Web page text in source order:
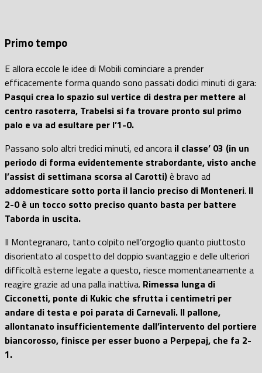
Primo tempo
E allora eccole le idee di Mobili cominciare a prender
efficacemente forma quando sono passati dodici minuti di gara:
Pasqui crea lo spazio sul vertice di destra per mettere al
centro rasoterra, Trabelsi si fa trovare pronto sul primo
palo e va ad esultare per l’1-0.
Passano solo altri tredici minuti, ed ancora il classe’ 03 (in un
periodo di forma evidentemente strabordante, visto anche
l’assist di settimana scorsa al Carotti)è bravo ad
addomesticare sotto porta il lancio preciso di Monteneri. Il
2-0 è un tocco sotto preciso quanto basta per battere
Taborda in uscita.
Il Montegranaro, tanto colpito nell’orgoglio quanto piuttosto
disorientato al cospetto del doppio svantaggio e delle ulteriori
difficoltà esterne legate a questo, riesce momentaneamente a
reagire grazie ad una palla inattiva. Rimessa lunga di
Cicconetti, ponte di Kukic che sfrutta i centimetri per
andare di testa e poi parata di Carnevali. Il pallone,
allontanato insufficientemente dall’intervento del portiere
biancorosso, finisce per esser buono a Perpepaj, che fa 2-
1.